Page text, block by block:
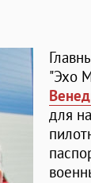
"Эхо
для